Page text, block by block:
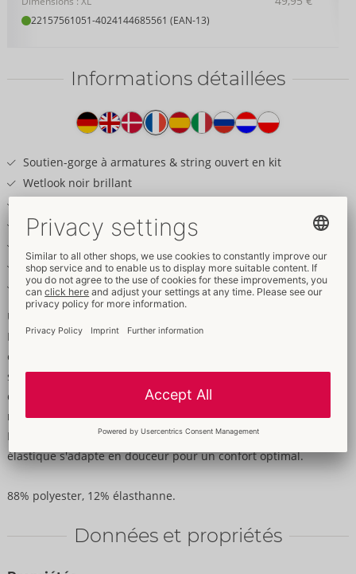
22157561051-4024144685561 (EAN-13)
Informations détaillées
Soutien-gorge à armatures & string ouvert en kit
Wetlook noir brillant
Bretelles réglables
Bonnets à armatures extravagants
String ouvert sur l'avant
Élastique & doux pour un grand confort
Un look brillant stylé et confortable !
Ensemble soutien-gorge à armatures extravagant et string
ouvert de Cottelli LINGERIE. Cool wetlook noir avec lanières
stretch tendance et anneau sur les bonnets à armatures ainsi
que sur la taille du string. Soutien-gorge avec bretelles
réglables assorties et fermeture à crochet variable dans le dos.
Le string Rio séduit par son front ouvert. La matière wetlook
élastique s'adapte en douceur pour un confort optimal.
88% polyester, 12% élasthanne.
Données et propriétés